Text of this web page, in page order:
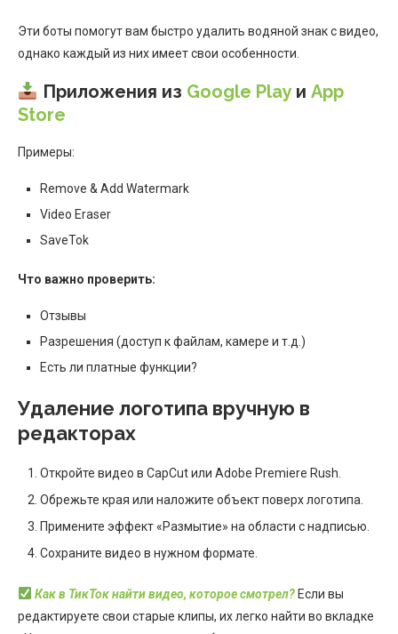
Эти боты помогут вам быстро удалить водяной знак с видео,
однако каждый из них имеет свои особенности.
Приложения из Google Playи App
Store
Примеры:
Remove & Add Watermark
Video Eraser
SaveTok
Что важно проверить:
Отзывы
Разрешения (доступ к файлам, камере и т.д.)
Есть ли платные функции?
Удаление логотипа вручную в
редакторах
Откройте видео в CapCut или Adobe Premiere Rush.
Обрежьте края или наложите объект поверх логотипа.
Примените эффект «Размытие» на области с надписью.
Сохраните видео в нужном формате.
Как в ТикТок найти видео, которое смотрел?Если вы
редактируете свои старые клипы, их легко найти во вкладке